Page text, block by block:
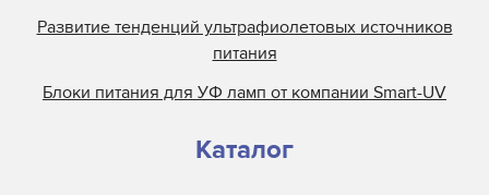
Развитие тенденций ультрафиолетовых источников
питания
Блоки питания для УФ ламп от компании Smart-UV
Каталог